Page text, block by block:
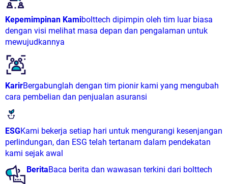
Kepemimpinan Kamibolttech dipimpin oleh tim luar biasa
dengan visi melihat masa depan dan pengalaman untuk
mewujudkannya
KarirBergabunglah dengan tim pionir kami yang mengubah
cara pembelian dan penjualan asuransi
ESGKami bekerja setiap hari untuk mengurangi kesenjangan
perlindungan, dan ESG telah tertanam dalam pendekatan
kami sejak awal
BeritaBaca berita dan wawasan terkini dari bolttech